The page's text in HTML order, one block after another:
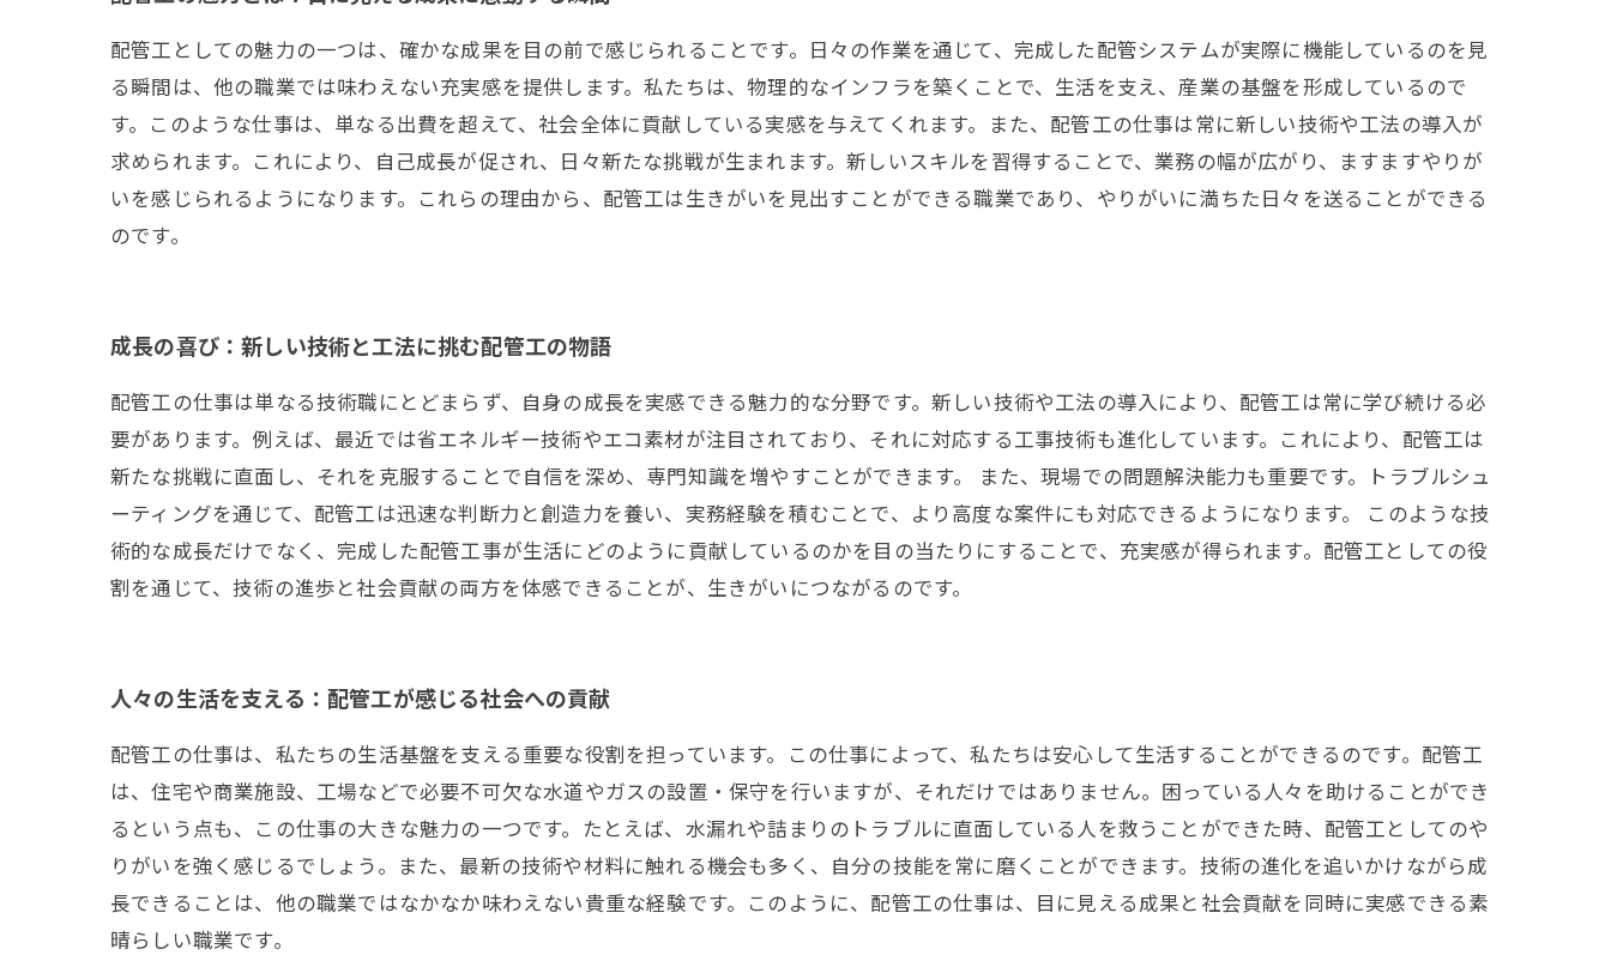
配管工としての魅力の一つは、確かな成果を目の前で感じられることです。日々の作業を通じて、完成した配管システムが実際に機能しているのを見
る瞬間は、他の職業では味わえない充実感を提供します。私たちは、物理的なインフラを築くことで、生活を支え、産業の基盤を形成しているので
す。このような仕事は、単なる出費を超えて、社会全体に貢献している実感を与えてくれます。また、配管工の仕事は常に新しい技術や工法の導入が
求められます。これにより、自己成長が促され、日々新たな挑戦が生まれます。新しいスキルを習得することで、業務の幅が広がり、ますますやりが
いを感じられるようになります。これらの理由から、配管工は生きがいを見出すことができる職業であり、やりがいに満ちた日々を送ることができる
のです。
成長の喜び：新しい技術と工法に挑む配管工の物語
配管工の仕事は単なる技術職にとどまらず、自身の成長を実感できる魅力的な分野です。新しい技術や工法の導入により、配管工は常に学び続ける必
要があります。例えば、最近では省エネルギー技術やエコ素材が注目されており、それに対応する工事技術も進化しています。これにより、配管工は
新たな挑戦に直面し、それを克服することで自信を深め、専門知識を増やすことができます。 また、現場での問題解決能力も重要です。トラブルシュ
ーティングを通じて、配管工は迅速な判断力と創造力を養い、実務経験を積むことで、より高度な案件にも対応できるようになります。 このような技
術的な成長だけでなく、完成した配管工事が生活にどのように貢献しているのかを目の当たりにすることで、充実感が得られます。配管工としての役
割を通じて、技術の進歩と社会貢献の両方を体感できることが、生きがいにつながるのです。
人々の生活を支える：配管工が感じる社会への貢献
配管工の仕事は、私たちの生活基盤を支える重要な役割を担っています。この仕事によって、私たちは安心して生活することができるのです。配管工
は、住宅や商業施設、工場などで必要不可欠な水道やガスの設置・保守を行いますが、それだけではありません。困っている人々を助けることができ
るという点も、この仕事の大きな魅力の一つです。たとえば、水漏れや詰まりのトラブルに直面している人を救うことができた時、配管工としてのや
りがいを強く感じるでしょう。また、最新の技術や材料に触れる機会も多く、自分の技能を常に磨くことができます。技術の進化を追いかけながら成
長できることは、他の職業ではなかなか味わえない貴重な経験です。このように、配管工の仕事は、目に見える成果と社会貢献を同時に実感できる素
晴らしい職業です。